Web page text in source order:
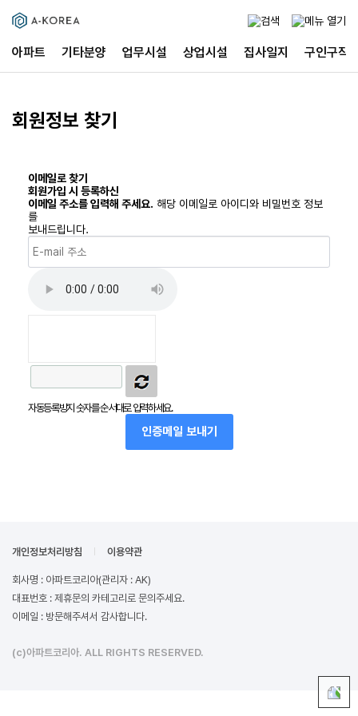
아파트 기타분양 업무시설 상업시설 집사일지 구인구직
회원정보 찾기
이메일로 찾기
회원가입 시 등록하신
이메일 주소를 입력해 주세요.
를
보내드립니다.
자동등록방지 숫자를 순서대로 입력하세요.
인증메일 보내기
개인정보처리방침 이용약관
회사명 : 아파트코리아(관리자 : AK)
대표번호 : 제휴문의 카테고리로 문의주세요.
이메일 : 방문해주셔서 감사합니다.
(c)아파트코리아. ALL RIGHTS RESERVED.